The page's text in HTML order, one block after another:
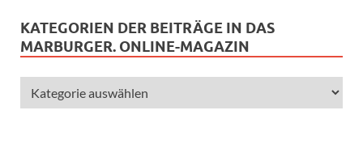
KATEGORIEN DER BEITRÄGE IN DAS
MARBURGER. ONLINE-MAGAZIN